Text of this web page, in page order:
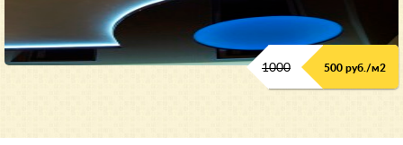
1000 500 руб./м2